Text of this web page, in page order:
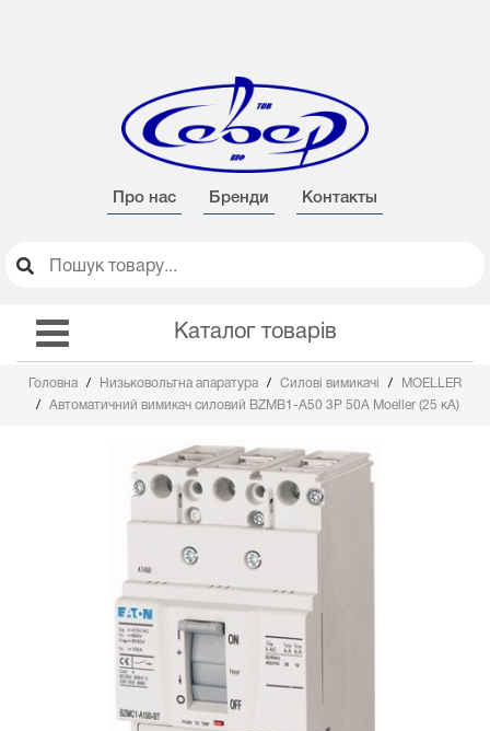
Про нас Бренди Контакты
Каталог товарів
Головна Низьковольтна апаратура Силові вимикачі
MOELLER
Автоматичний вимикач силовий BZMB1-A50 3Р 50А Moeller (25 кА)